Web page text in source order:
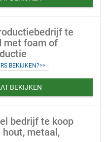
te
met foam of
BEKIJKEN?>>
BEKIJKEN
bedrijf te koop
metaal,